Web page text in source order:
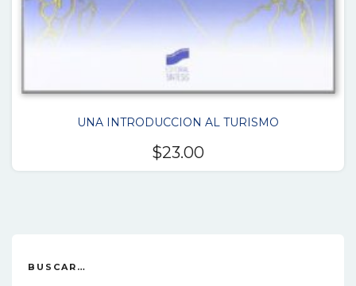
UNA INTRODUCCION AL TURISMO
$23.00
BUSCAR…